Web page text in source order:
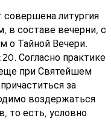
литургия
в составе вечерни, с
о Тайной Вечери.
Согласно практике
при Святейшем
за
воздержаться
то есть, условно